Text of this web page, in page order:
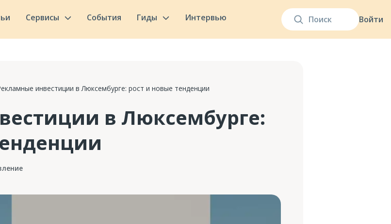
Войти
Сервисы События Гиды Интервью
инвестиции в Люксембурге: рост и новые тенденции
в Люксембурге: